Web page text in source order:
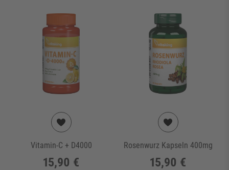
Vitamin-C + D4000
15,90 €
Rosenwurz Kapseln 400mg
15,90 €